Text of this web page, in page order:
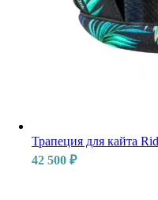
Трапеция для кайта
42 500 ₽